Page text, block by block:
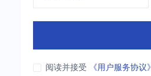
阅读并接受 《用户服务协议》